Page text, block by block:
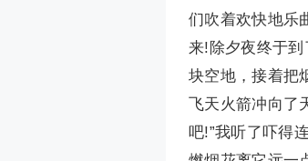
们吹着欢快地乐
来!除夕夜终于
块空地，接着把
飞天火箭冲向了
吧!”我听了吓得